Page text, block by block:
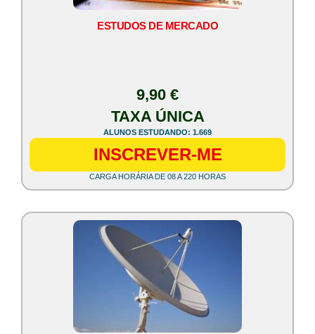
ESTUDOS DE MERCADO
9,90 €
TAXA ÚNICA
ALUNOS ESTUDANDO: 1.669
INSCREVER-ME
CARGA HORÁRIA DE 08 A 220 HORAS